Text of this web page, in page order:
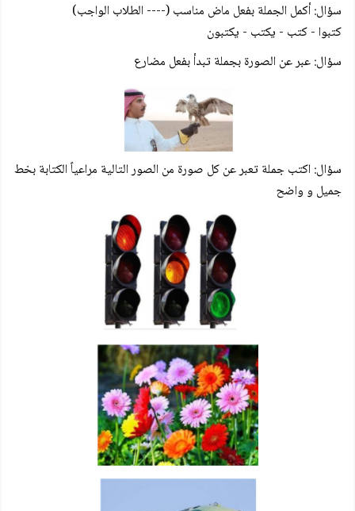
سؤال: أكمل الجملة بفعل ماض مناسب (---- الطلاب الواجب)
كتبوا - كتب - يكتب - يكتبون
سؤال: عبر عن الصورة بجملة تبدأ بفعل مضارع
سؤال: اكتب جملة تعبر عن كل صورة من الصور التالية مراعياً الكتابة بخط
جميل و واضح